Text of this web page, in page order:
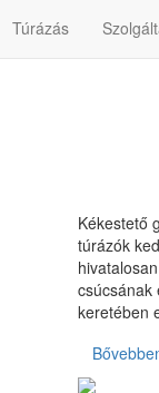
Túrázás
Kékestető
túrázók
csúcsának
keretében